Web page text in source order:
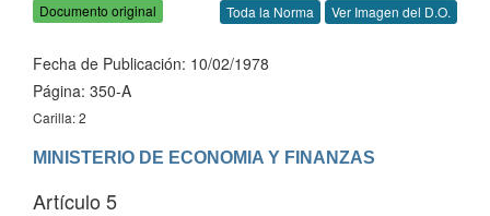
Documento original Toda la Norma Ver Imagen del D.O.
Fecha de Publicación: 10/02/1978
Página: 350-A
Carilla: 2
Artículo 5